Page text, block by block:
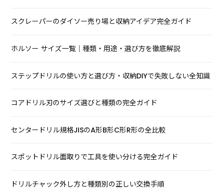
スクレーパーのダイソー売り場と収納アイデア完全ガイド
ホルソー サイズ一覧｜種類・用途・選び方を徹底解説
ステップドリルの使い方と選び方・収納DIYで失敗しない全知識
コアドリル刃のサイズ選びと種類の完全ガイド
センタードリル規格JISのA形B形C形R形の全比較
スポットドリル面取りで工具を使い分ける完全ガイド
ドリルチャック外し方と種類別の正しい交換手順